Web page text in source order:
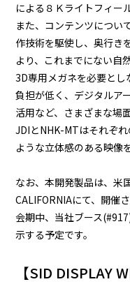
による８Ｋライトフィー
また、コンテンツについ
作技術を駆使し、奥行き
より、これまでにない自
3D専用メガネを必要と
負担が低く、デジタルア
活用など、さまざまな場
JDIとNHK-MTはそれぞ
ような立体感のある映像
なお、本開発製品は、
CALIFORNIAにて、開催
会期中、当社ブース
示する予定です。
【SID DISPLAY